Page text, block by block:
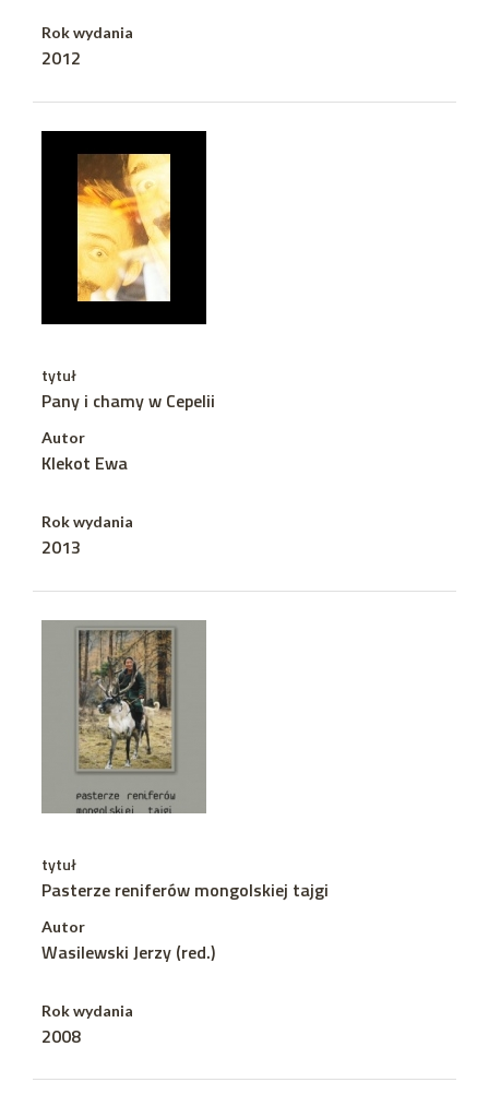
Rok wydania
2012
tytuł
Pany i chamy w Cepelii
Autor
Klekot Ewa
Rok wydania
2013
tytuł
Pasterze reniferów mongolskiej tajgi
Autor
Wasilewski Jerzy (red.)
Rok wydania
2008